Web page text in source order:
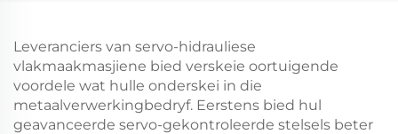
Leveranciers van servo-hidrauliese
vlakmaakmasjiene bied verskeie oortuigende
voordele wat hulle onderskei in die
metaalverwerkingbedryf. Eerstens bied hul
geavanceerde servo-gekontroleerde stelsels beter